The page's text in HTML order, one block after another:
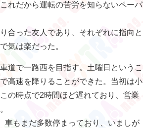
れだから運転の苦労を知らないペーパ
合った友人であり、それぞれに指向と
気は楽だった。
道で一路西を目指す。土曜日というこ
高速を降りることができた。当初は小
の時点で2時間ほど遅れており、営業
車もまだ多数停まっており、いましが